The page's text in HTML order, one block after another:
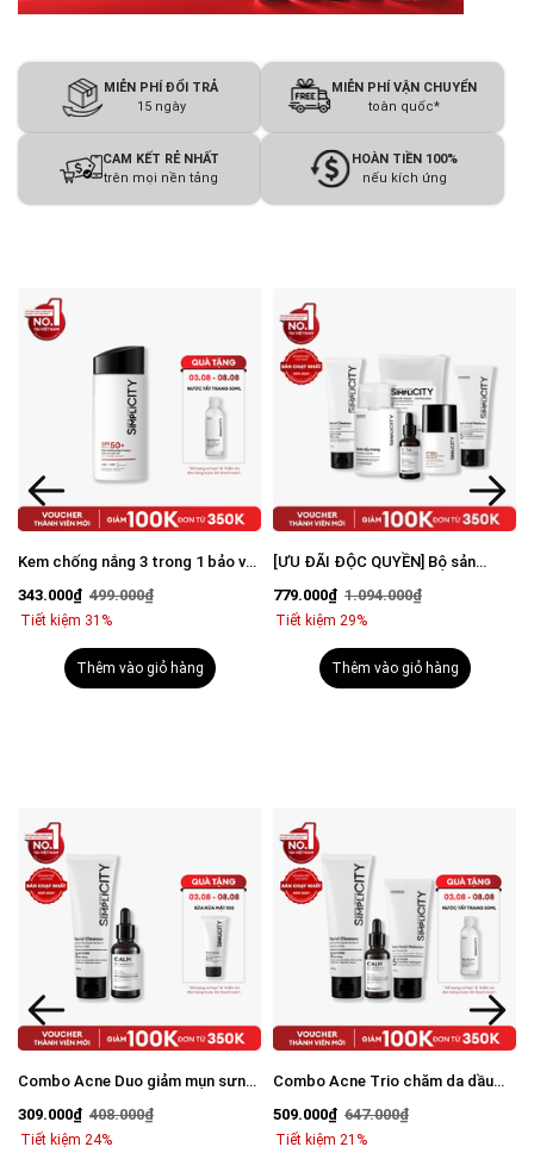
MIỄN PHÍ ĐỔI TRẢ
15 ngày
MIỄN PHÍ VẬN CHUYỂN
toàn quốc*
CAM KẾT RẺ NHẤT
trên mọi nền tảng
HOÀN TIỀN 100%
nếu kích ứng
Kem chống nắng 3 trong 1 bảo vệ
với SPF 50+ PA++++
343.000₫ 499.000₫
Tiết kiệm 31%
Thêm vào giỏ hàng
[ƯU ĐÃI ĐỘC QUYỀN] Bộ sản
cho nam
779.000₫ 1.094.000₫
Tiết kiệm 29%
Thêm vào giỏ hàng
Combo Acne Duo giảm mụn sưng
Calm 30ml
309.000₫ 408.000₫
Tiết kiệm 24%
Combo Acne Trio chăm da dầu
Calm 30ml, Kem dưỡng ẩm 80g
509.000₫ 647.000₫
Tiết kiệm 21%